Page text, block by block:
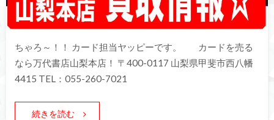
ちゃろ～！！ カード担当ヤッピーです。 カードを売る
なら万代書店山梨本店！ 〒400-0117 山梨県甲斐市西八幡
4415 TEL：055-260-7021
続きを読む